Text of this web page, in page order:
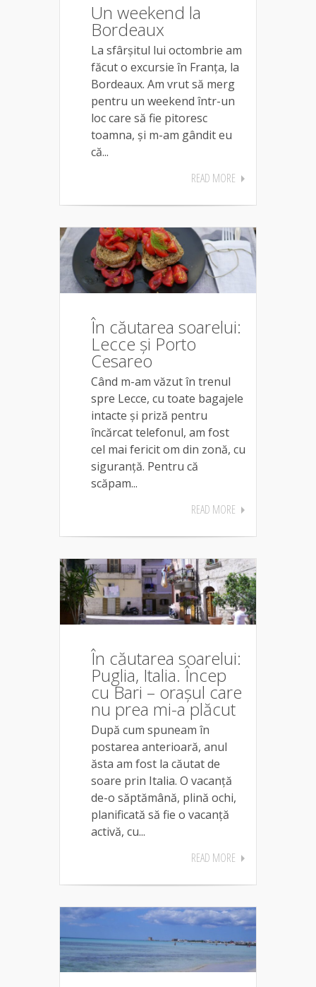
Un weekend la
Bordeaux
La sfârșitul lui octombrie am
făcut o excursie în Franța, la
Bordeaux. Am vrut să merg
pentru un weekend într-un
loc care să fie pitoresc
toamna, și m-am gândit eu
că...
READ MORE
În căutarea soarelui:
Lecce și Porto
Cesareo
Când m-am văzut în trenul
spre Lecce, cu toate bagajele
intacte și priză pentru
încărcat telefonul, am fost
cel mai fericit om din zonă, cu
siguranță. Pentru că
scăpam...
READ MORE
În căutarea soarelui:
Puglia, Italia. Încep
cu Bari – orașul care
nu prea mi-a plăcut
După cum spuneam în
postarea anterioară, anul
ăsta am fost la căutat de
soare prin Italia. O vacanță
de-o săptămână, plină ochi,
planificată să fie o vacanță
activă, cu...
READ MORE